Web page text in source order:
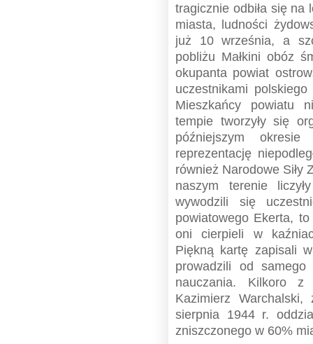
tragicznie odbiła się
miasta, ludności
już 10 września, a
pobliżu Małkini obóz
okupanta powiat
uczestnikami
Mieszkańcy powiatu
tempie tworzyły się
późniejszym
reprezentację
również Narodowe Siły
naszym terenie
wywodzili się
powiatowego Ekerta,
oni cierpieli w
Piękną kartę zapisali
prowadzili od
nauczania. Kilkoro
Kazimierz
sierpnia 1944 r.
zniszczonego w 60%